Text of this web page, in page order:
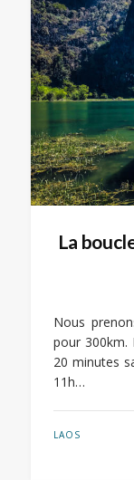
La
Nous
pour 300km.
20 minutes
11h…
LAOS